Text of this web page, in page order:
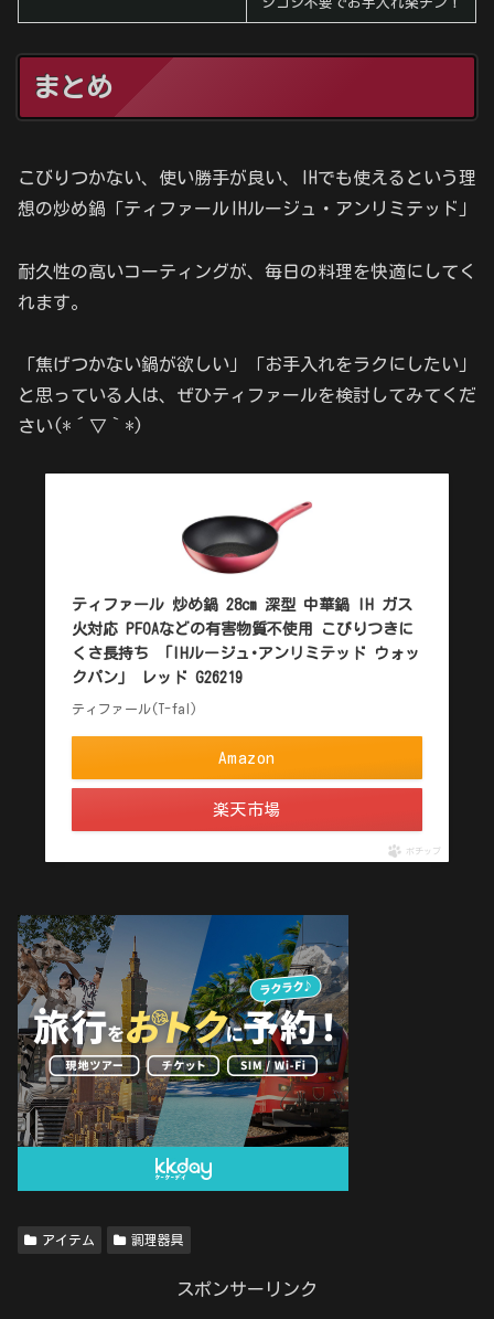
シゴシ不要でお手入れ楽チン！
まとめ
こびりつかない、使い勝手が良い、IHでも使えるという理
想の炒め鍋「ティファールIHルージュ・アンリミテッド」
耐久性の高いコーティングが、毎日の料理を快適にしてく
れます。
「焦げつかない鍋が欲しい」「お手入れをラクにしたい」
と思っている人は、ぜひティファールを検討してみてくだ
さい(*´▽｀*)
ティファール 炒め鍋 28cm 深型 中華鍋 IH ガス
火対応 PFOAなどの有害物質不使用 こびりつきに
くさ長持ち 「IHルージュ･アンリミテッド ウォッ
クパン」 レッド G26219
ティファール(T-fal)
Amazon
楽天市場
ポチップ
アイテム 調理器具
スポンサーリンク